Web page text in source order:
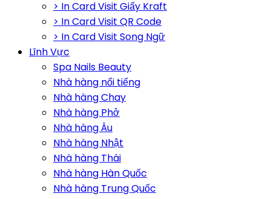
> In Card Visit Giấy Kraft
> In Card Visit QR Code
> In Card Visit Song Ngữ
Lĩnh Vực
Spa Nails Beauty
Nhà hàng nổi tiếng
Nhà hàng Chay
Nhà hàng Phở
Nhà hàng Âu
Nhà hàng Nhật
Nhà hàng Thái
Nhà hàng Hàn Quốc
Nhà hàng Trung Quốc